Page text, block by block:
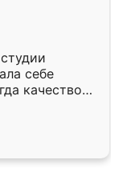
себе
качеством
уже почти